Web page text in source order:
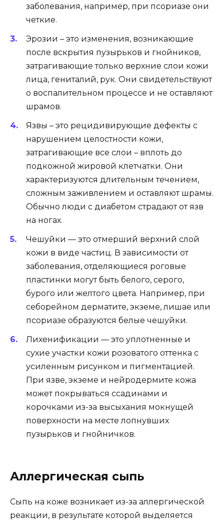
заболевания, например, при псориазе они
четкие.
Эрозии – это изменения, возникающие
после вскрытия пузырьков и гнойников,
затрагивающие только верхние слои кожи
лица, гениталий, рук. Они свидетельствуют
о воспалительном процессе и не оставляют
шрамов.
Язвы – это рецидивирующие дефекты с
нарушением целостности кожи,
затрагивающие все слои – вплоть до
подкожной жировой клетчатки. Они
характеризуются длительным течением,
сложным заживлением и оставляют шрамы.
Обычно люди с диабетом страдают от язв
на ногах.
Чешуйки — это отмерший верхний слой
кожи в виде частиц. В зависимости от
заболевания, отделяющиеся роговые
пластинки могут быть белого, серого,
бурого или желтого цвета. Например, при
себорейном дерматите, экземе, лишае или
псориазе образуются белые чешуйки.
Лихенификации — это уплотненные и
сухие участки кожи розоватого оттенка с
усиленным рисунком и пигментацией.
При язве, экземе и нейродермите кожа
может покрываться ссадинами и
корочками из-за высыхания мокнущей
поверхности на месте лопнувших
пузырьков и гнойничков.
Аллергическая сыпь
Сыпь на коже возникает из-за аллергической
реакции, в результате которой выделяется